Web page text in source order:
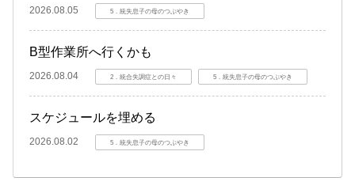
2026.08.05 5．統失息子の母のつぶやき
B型作業所へ行くかも
2026.08.04 2．統合失調症との日々 5．統失息子の母のつぶやき
スケジュールを埋める
2026.08.02 5．統失息子の母のつぶやき